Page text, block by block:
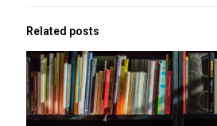
Related posts